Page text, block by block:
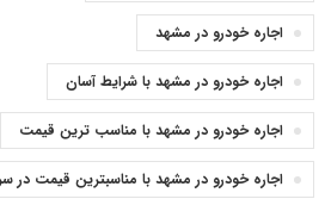
اجاره خودرو در مشهد
اجاره خودرو در مشهد با شرایط آسان
اجاره خودرو در مشهد با مناسب ترین قیمت
اجاره خودرو در مشهد با مناسبترین قیمت در